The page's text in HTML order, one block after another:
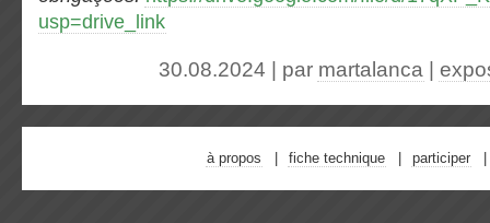
usp=drive_link
30.08.2024 | par martalanca |
à propos fiche technique participer